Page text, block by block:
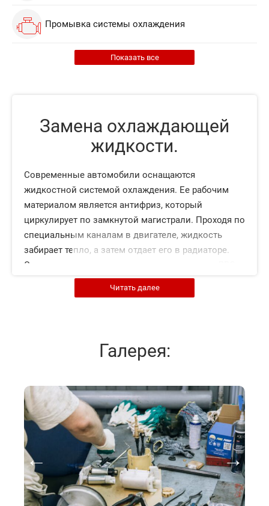
Промывка системы охлаждения
Показать все
Замена охлаждающей
жидкости.
Современные автомобили оснащаются
жидкостной системой охлаждения. Ее рабочим
материалом является антифриз, который
циркулирует по замкнутой магистрали. Проходя по
специальным каналам в двигателе, жидкость
забирает тепло, а затем отдает его в радиаторе.
Это позволяет контролировать температуру ДВС:
она быстро достигает рабочих значений, но не
превышает их. Горячий антифриз также может
поверхности горячий воздух сдувает вентилятор.
Основные компоненты системы охлаждения:
Расширительный бачок
Помпа
Патрубки магистрали
Термостат
Радиатор
Читать далее
Галерея: